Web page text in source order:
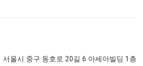
서울시 중구 동호로 20길 6 아세아빌딩 1층